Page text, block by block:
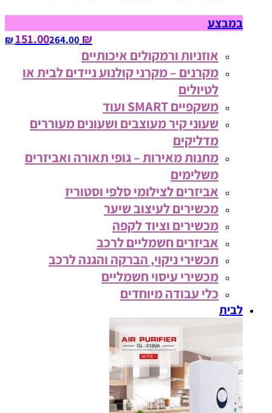
במבצע
₪ 151.00
264.00‏ ₪
אוזניות ורמקולים איכותיים
מקרנים – מקרני קולנוע ניידים לבית או
לטיולים
משקפיים SMART ועוד
שעוני קיר מעוצבים ושעונים מעוררים
מדליקים
מתנות מאירות – גופי תאורה ואביזרים
משלימים
אביזרים לצילומי סלפי וסטוריז
מכשירים לעיצוב שיער
מכשירים וציוד לקפה
אביזרים חשמליים לרכב
תכשירי ניקוי, הברקה והגנה לרכב
מכשירי עיסוי חשמליים
כלי עבודה מיוחדים
לבית